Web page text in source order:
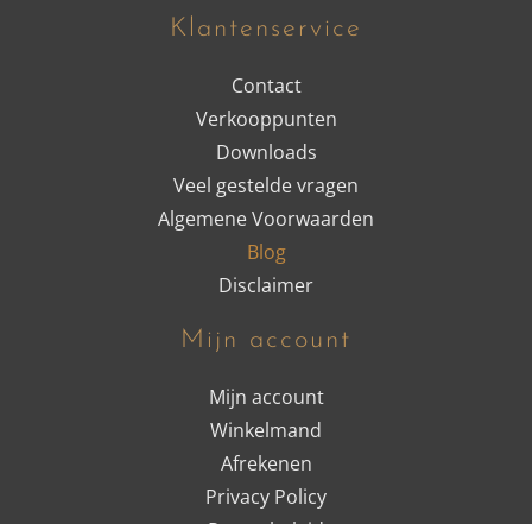
Klantenservice
Contact
Verkooppunten
Downloads
Veel gestelde vragen
Algemene Voorwaarden
Blog
Disclaimer
Mijn account
Mijn account
Winkelmand
Afrekenen
Privacy Policy